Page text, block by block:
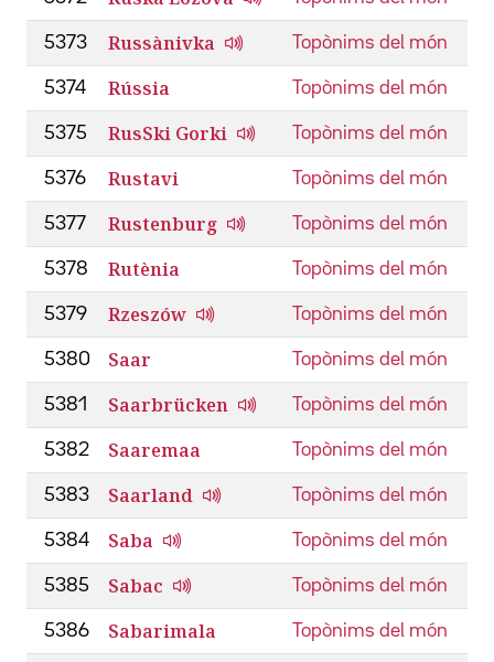
5373 Russànivka Topònims del món
5374 Rússia Topònims del món
5375 RusSki Gorki Topònims del món
5376 Rustavi Topònims del món
5377 Rustenburg Topònims del món
5378 Rutènia Topònims del món
5379 Rzeszów Topònims del món
5380 Saar Topònims del món
5381 Saarbrücken Topònims del món
5382 Saaremaa Topònims del món
5383 Saarland Topònims del món
5384 Saba Topònims del món
5385 Sabac Topònims del món
5386 Sabarimala Topònims del món